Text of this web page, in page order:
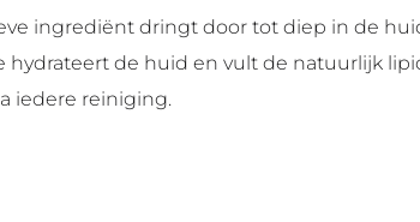
ingrediënt dringt door tot diep in de
hydrateert de huid en vult de natuurlijk
iedere reiniging.